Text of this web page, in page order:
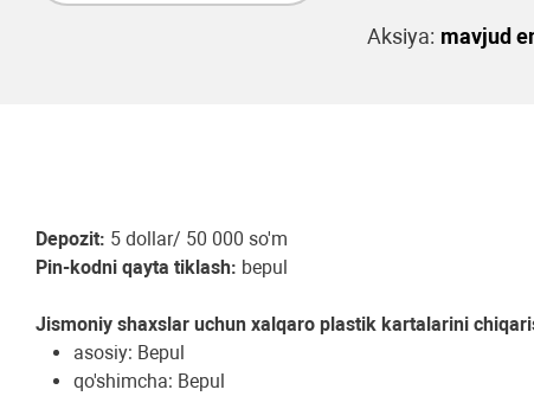
Aksiya: mavjud
Depozit: 5 dollar/ 50 000 so'm
Pin-kodni qayta tiklash: bepul
Jismoniy shaxslar uchun xalqaro plastik kartalarini
asosiy: Bepul
qo'shimcha: Bepul